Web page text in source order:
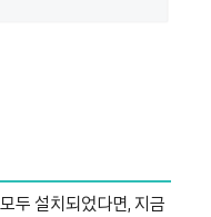
두 설치되었다면, 지금